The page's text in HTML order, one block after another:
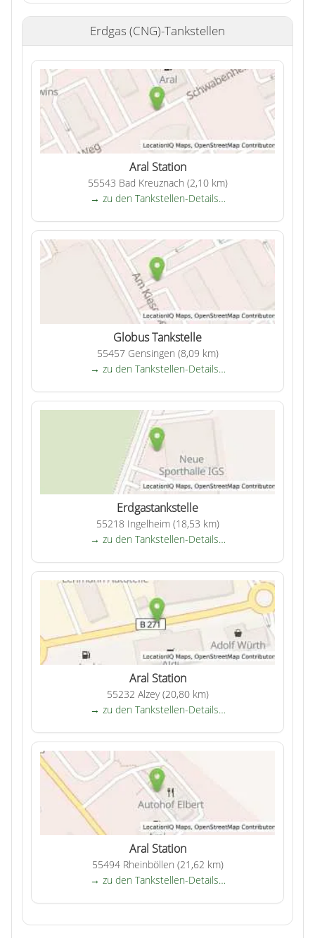
Erdgas (CNG)-Tankstellen
Aral Station
55543 Bad Kreuznach (2,10 km)
→ zu den Tankstellen-Details…
Globus Tankstelle
55457 Gensingen (8,09 km)
→ zu den Tankstellen-Details…
Erdgastankstelle
55218 Ingelheim (18,53 km)
→ zu den Tankstellen-Details…
Aral Station
55232 Alzey (20,80 km)
→ zu den Tankstellen-Details…
Aral Station
55494 Rheinböllen (21,62 km)
→ zu den Tankstellen-Details…